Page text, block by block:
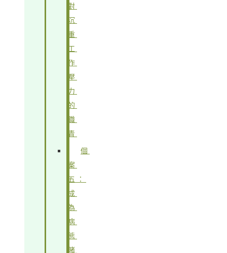
對
沉
重
工
作
壓
力
的
職
青
個
案
五：
成
為
病
態
賭